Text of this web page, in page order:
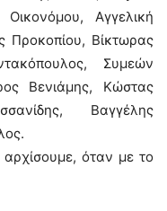
Aγγελική
Προκοπίου, Βίκτωρας
Συμεών
Βενιάμης, Κώστας
Βαγγέλης
όταν με το